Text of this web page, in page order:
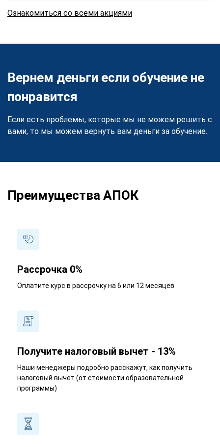
Ознакомиться со всеми акциями
Вернем деньги если обучение не
понравится
Если есть проблемы, которые мы не можем решить с
вами, то мы можем вернуть вам деньги за обучение.
Преимущества АПОК
Рассрочка 0%
Оплатите курс в рассрочку на 6 или 12 месяцев
Получите налоговый вычет - 13%
Наши менеджеры подробно расскажут, как получить
налоговый вычет (от стоимости образовательной
программы)